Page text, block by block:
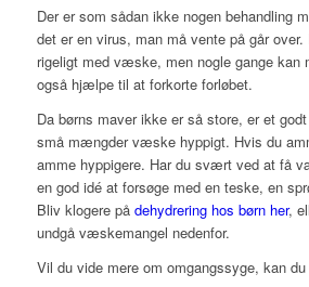
Der er som sådan ikke nogen behandling
det er en virus, man må vente på går
rigeligt med væske, men nogle gange kan
også hjælpe til at forkorte forløbet.
Da børns maver ikke er så store, er et
små mængder væske hyppigt. Hvis du
amme hyppigere. Har du svært ved at få
en god idé at forsøge med en teske, en
Bliv klogere på dehydrering hos børn her,
undgå væskemangel nedenfor.
Vil du vide mere om omgangssyge, kan du